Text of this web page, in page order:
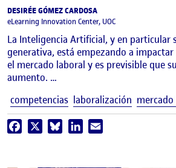
DESIRÉE GÓMEZ CARDOSA
eLearning Innovation Center, UOC
La Inteligencia Artificial, y en particular
generativa, está empezando a
el mercado laboral y es previsible que
aumento. …
competencias laboralización
Facebook BlueskyLinkedIn